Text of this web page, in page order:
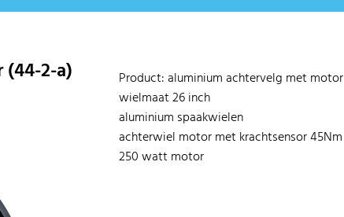
2-a)
Product: aluminium achtervelg met motor
wielmaat 26 inch
aluminium spaakwielen
achterwiel motor met krachtsensor 45Nm
250 watt motor